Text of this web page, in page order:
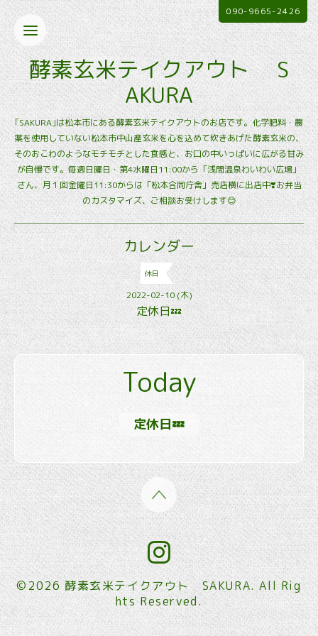
酵素玄米テイクアウト S
AKURA
｢SAKURA｣は松本市にある酵素玄米テイクアウトのお店です。化学肥料・農
薬を使用していない松本市中山産玄米を心を込めて炊きあげた酵素玄米の、
そのおこわのようなモチモチとした食感と、お口の中いっぱいに広がる甘み
が自慢です。毎週日曜日・第4水曜日11:00から「浅間温泉わいわい広場」
さん、月１回金曜日11:30からは「松本合同庁舎」売店横に出店中❣️お弁当
のカスタマイズ、ご相談お受けします😊
090-9665-2426
カレンダー
休日
2022-02-10 (木)
定休日💤
Today
定休日💤
©2026酵素玄米テイクアウト SAKURA. All Rig
hts Reserved.